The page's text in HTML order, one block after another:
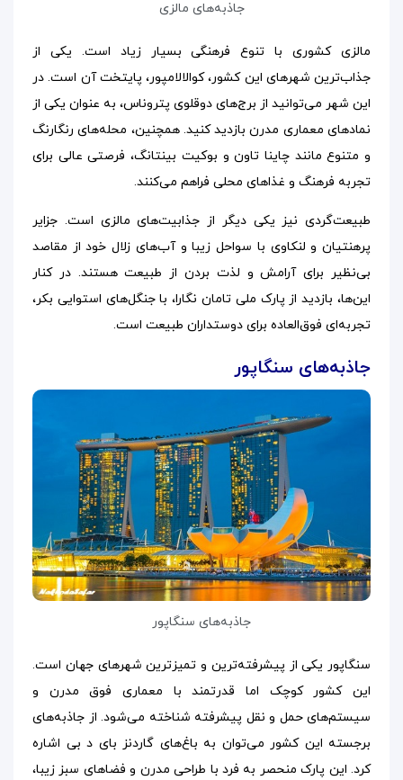
جاذبه‌های مالزی
مالزی کشوری با تنوع فرهنگی بسیار زیاد است. یکی از
جذاب‌ترین شهرهای این کشور، کوالالامپور، پایتخت آن است. در
این شهر می‌توانید از برج‌های دوقلوی پتروناس، به عنوان یکی از
نمادهای معماری مدرن بازدید کنید. همچنین، محله‌های رنگارنگ
و متنوع مانند چاینا تاون و بوکیت بینتانگ، فرصتی عالی برای
تجربه فرهنگ و غذاهای محلی فراهم می‌کنند.
طبیعت‌گردی نیز یکی دیگر از جذابیت‌های مالزی است. جزایر
پرهنتیان و لنکاوی با سواحل زیبا و آب‌های زلال خود از مقاصد
بی‌نظیر برای آرامش و لذت بردن از طبیعت هستند. در کنار
این‌ها، بازدید از پارک ملی تامان نگارا، با جنگل‌های استوایی بکر،
تجربه‌ای فوق‌العاده برای دوستداران طبیعت است.
جاذبه‌های سنگاپور
جاذبه‌های سنگاپور
سنگاپور یکی از پیشرفته‌ترین و تمیزترین شهرهای جهان است.
این کشور کوچک اما قدرتمند با معماری فوق مدرن و
سیستم‌های حمل و نقل پیشرفته شناخته می‌شود. از جاذبه‌های
برجسته این کشور می‌توان به باغ‌های گاردنز بای د بی اشاره
کرد. این پارک منحصر ‌به فرد با طراحی مدرن و فضاهای سبز زیبا،